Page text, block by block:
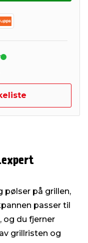
pølser på grillen,
passer til
og du fjerner
grillristen og